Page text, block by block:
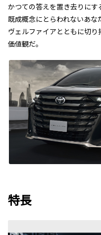
かつての答えを置き去りにす
既成概念にとらわれないあな
ヴェルファイアとともに切
価値観だ。
特長